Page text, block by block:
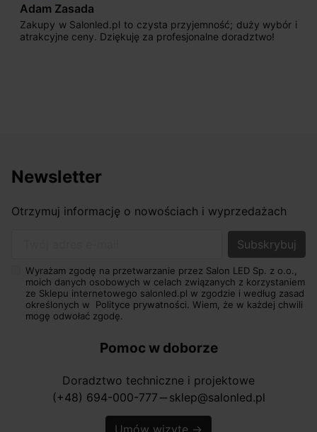
Adam Zasada
Zakupy w Salonled.pl to czysta przyjemność; duży wybór i
atrakcyjne ceny. Dziękuję za profesjonalne doradztwo!
Newsletter
Otrzymuj informację o nowościach i wyprzedażach
Wyrażam zgodę na przetwarzanie przez Salon LED Sp. z o.o.,
moich danych osobowych w celach związanych z korzystaniem
ze Sklepu internetowego salonled.pl w zgodzie i według zasad
określonych w Polityce prywatności. Wiem, że w każdej chwili
mogę odwołać zgodę.
Pomoc w doborze
Doradztwo techniczne i projektowe
(+48) 694-000-777 horizontal_rule sklep@salonled.pl
Umów wizytę →